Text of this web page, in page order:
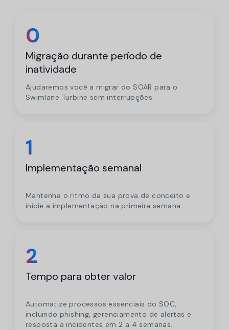
Migração durante período de
inatividade
0
Ajudaremos você a migrar do SOAR para o
Swimlane Turbine sem interrupções.
Implementação semanal
1
Mantenha o ritmo da sua prova de conceito e
inicie a implementação na primeira semana.
Tempo para obter valor
2
Automatize processos essenciais do SOC,
incluindo phishing, gerenciamento de alertas e
resposta a incidentes em 2 a 4 semanas.